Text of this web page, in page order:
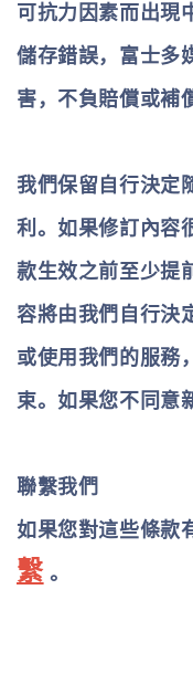
可抗力因素而出現
儲存錯誤， 富士多
害，不負賠償或補
我們保留自行決定
利。如果修訂內容
款生效之前至少提
容將由我們自行決
或使用我們的服務
束。如果您不同意
聯繫我們
如果您對這些條款
繫 。